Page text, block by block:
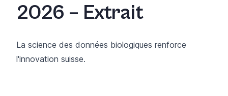
2026 – Extrait
La science des données biologiques renforce
l'innovation suisse.